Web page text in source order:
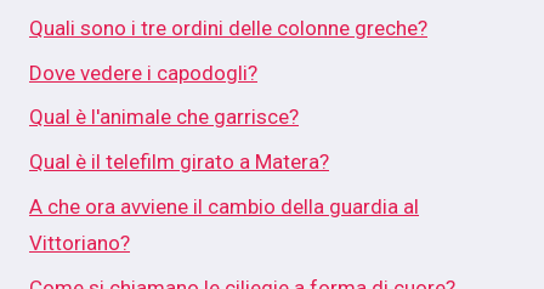
Quali sono i tre ordini delle colonne greche?
Dove vedere i capodogli?
Qual è l'animale che garrisce?
Qual è il telefilm girato a Matera?
A che ora avviene il cambio della guardia al
Vittoriano?